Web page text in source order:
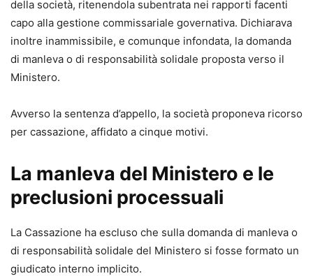
- Aggiornamento alle più recenti novità normative e
giurisprudenziali in materia di risarcimento del danno, con
particolare attenzione al D.P.R. 13 gennaio 2025, n. 12
(TUN) e al D.Lgs. 31 ottobre 2024, n. 164 (correttivo
Cartabia), che incidono su tabelle nazionali, liquidazione
- Formulari disponibili anche online, in formato editabile e
stampabile, per un immediato riutilizzo e adattamento al
- Inclusi modelli di contratto di incarico professionale e di
delega in calce agli atti, per completare il fascicolo e
gestire in modo ordinato l’attività di studio.
- Aggiornamento online per 12 mesi, per mantenere
sempre allineati i modelli alle evoluzioni giurisprudenziali
e alle eventuali ulteriori novità normative.
della società, ritenendola subentrata nei rapporti facenti
capo alla gestione commissariale governativa. Dichiarava
inoltre inammissibile, e comunque infondata, la domanda
di manleva o di responsabilità solidale proposta verso il
Ministero.
Avverso la sentenza d’appello, la società proponeva ricorso
per cassazione, affidato a cinque motivi.
La manleva del Ministero e le
preclusioni processuali
La Cassazione ha escluso che sulla domanda di manleva o
di responsabilità solidale del Ministero si fosse formato un
giudicato interno implicito.